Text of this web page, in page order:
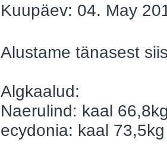
Kuupäev: 04. May
Alustame tänasest
Algkaalud:
Naerulind: kaal
ecydonia: kaal